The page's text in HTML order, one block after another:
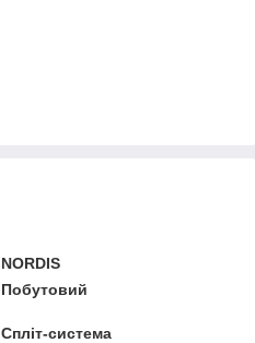
NORDIS
Побутовий
Спліт-система